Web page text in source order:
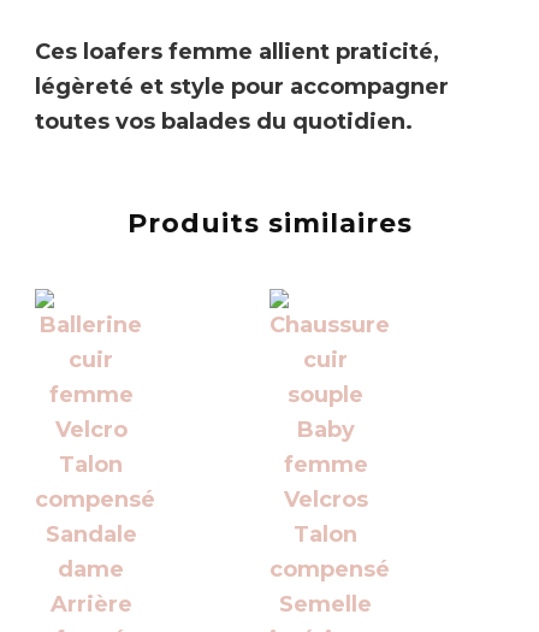
Ces loafers femme allient praticité,
légèreté et style pour accompagner
toutes vos balades du quotidien.
Produits similaires